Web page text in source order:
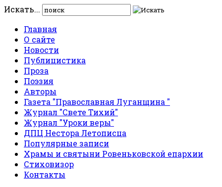
Искать...
Главная
О сайте
Новости
Публицистика
Проза
Поэзия
Авторы
Газета "Православная Луганщина "
Журнал "Свете Тихий"
Журнал "Уроки веры"
ДПЦ Нестора Летописца
Популярные записи
Храмы и святыни Ровеньковской епархии
Стиховизор
Контакты